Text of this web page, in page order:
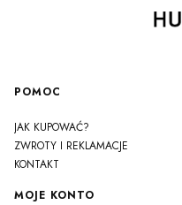
Linki w stopce
POMOC
JAK KUPOWAĆ?
ZWROTY I REKLAMACJE
KONTAKT
MOJE KONTO